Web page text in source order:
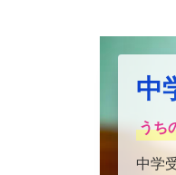
中
うち
中学